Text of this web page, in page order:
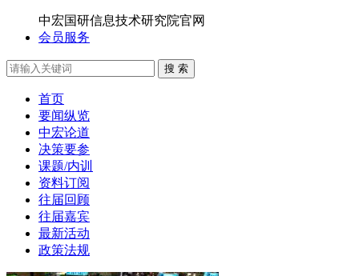
中宏国研信息技术研究院官网
会员服务
搜 索
首页
要闻纵览
中宏论道
决策要参
课题/内训
资料订阅
往届回顾
往届嘉宾
最新活动
政策法规